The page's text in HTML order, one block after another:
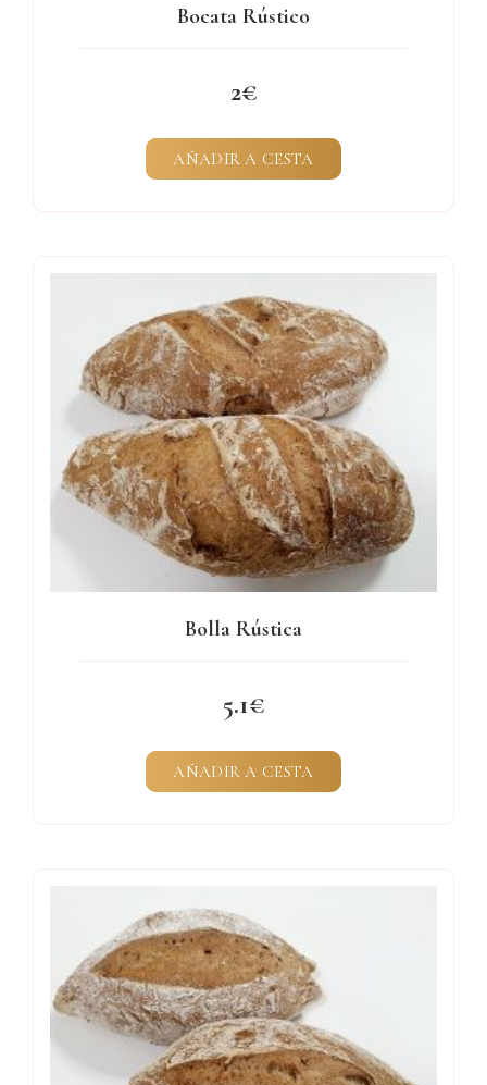
Bocata Rústico
2
AÑADIR A CESTA
Bolla Rústica
5.1
AÑADIR A CESTA